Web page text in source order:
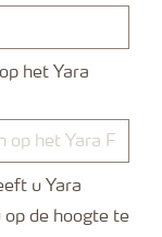
het Yara
u Yara
de hoogte te